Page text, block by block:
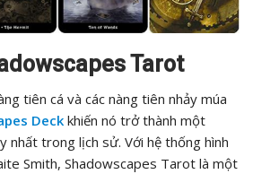
Tarot
tiên cá và các nàng tiên nhảy múa
Deck khiến nó trở thành một
nhất trong lịch sử. Với hệ thống hình
Smith, Shadowscapes Tarot là một